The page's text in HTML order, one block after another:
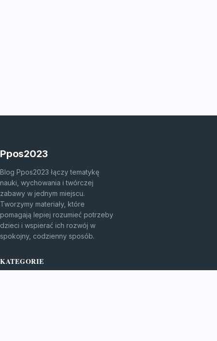
Ppos2023
Blog Ppos2023 łączy tematykę
nauki, wychowania i twórczej
zabawy w jednym miejscu.
Tworzymy materiały, które
pomagają lepiej rozumieć potrzeby
dzieci i wspierać ich rozwój w
spokojny, codzienny sposób.
KATEGORIE